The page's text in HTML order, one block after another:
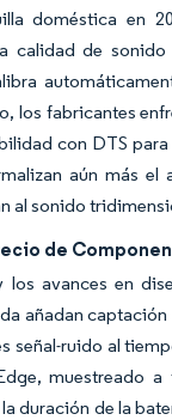
doméstica en
calidad de
los fabricantes
con DTS
aún más
al sonido
de
los avances en
añadan
señal-ruido al
muestreado
duración de la